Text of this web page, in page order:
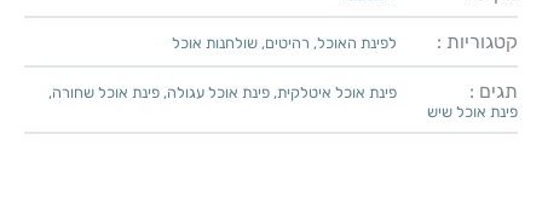
קטגוריות : לפינת האוכל, רהיטים, שולחנות אוכל
תגים : פינת אוכל איטלקית, פינת אוכל עגולה, פינת אוכל שחורה,
פינת אוכל שיש